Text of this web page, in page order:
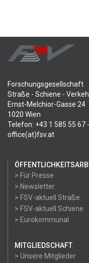
Forschungsgesellschaft
Straße - Schiene -
Ernst-Melchior-Gasse 24
1020 Wien
Telefon: +43 1 585 55 67
office(at)fsv.at
> Für Presse
> Newsletter
> FSV-aktuell Straße
> FSV-aktuell Schiene
> Eurokommunal
MITGLIEDSCHAFT
> Unsere Mitglieder